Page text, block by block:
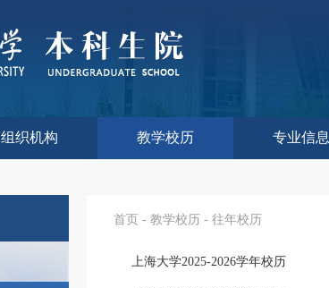
组织机构 教学校历 专业信息
首页 - 教学校历 - 往年校历
上海大学2025-2026学年校历